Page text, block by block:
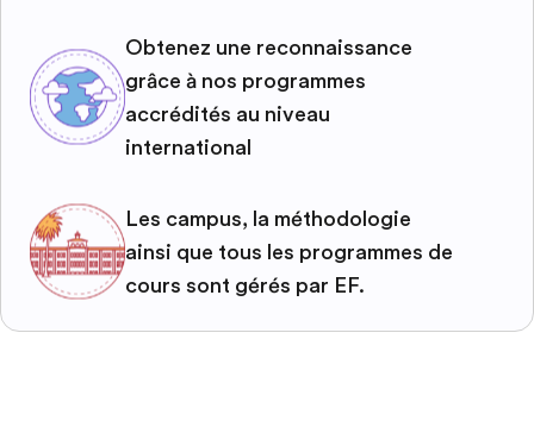
Obtenez une reconnaissance
grâce à nos programmes
accrédités au niveau
international
Les campus, la méthodologie
ainsi que tous les programmes de
cours sont gérés par EF.